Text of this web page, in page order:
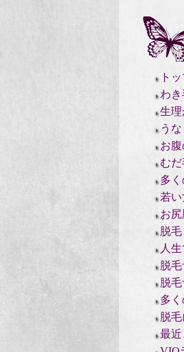
ト
わ
生
う
お
む
多
若
お
脱
人
脱
脱
多
脱
最近